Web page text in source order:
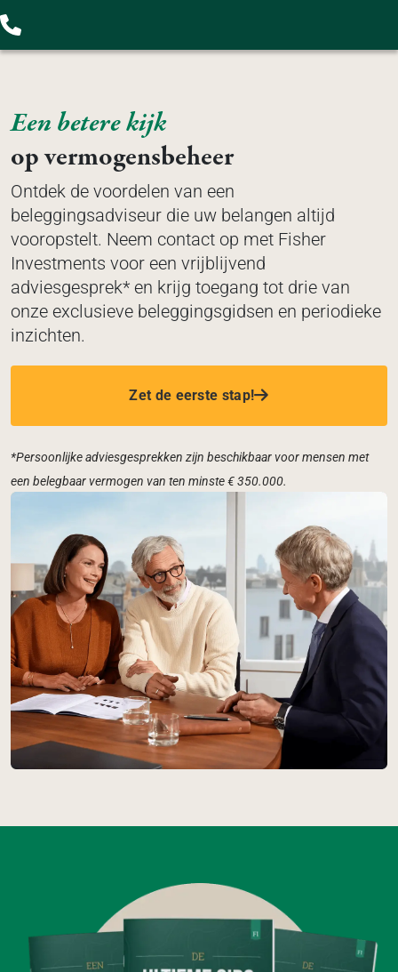
Een betere kijk
op vermogensbeheer
Ontdek de voordelen van een
beleggingsadviseur die uw belangen altijd
vooropstelt. Neem contact op met Fisher
Investments voor een vrijblijvend
adviesgesprek* en krijg toegang tot drie van
onze exclusieve beleggingsgidsen en periodieke
inzichten.
Zet de eerste stap!
*Persoonlijke adviesgesprekken zijn beschikbaar voor mensen met
een belegbaar vermogen van ten minste € 350.000.